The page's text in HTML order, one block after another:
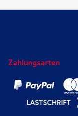
Zahlungsarten